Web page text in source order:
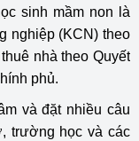
sinh mầm non là
nghiệp (KCN) theo
nhà theo Quyết
phủ.
và đặt nhiều câu
trường học và các